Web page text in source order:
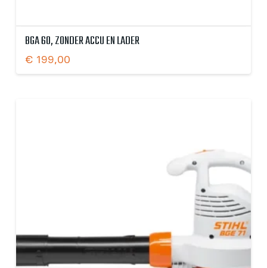
BGA 60, ZONDER ACCU EN LADER
€ 199,00